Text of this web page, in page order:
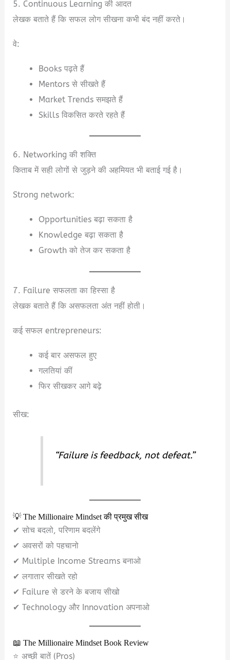
5. Continuous Learning की आदत
लेखक बताते हैं कि सफल लोग सीखना कभी बंद नहीं करते।
वे:
Books पढ़ते हैं
Mentors से सीखते हैं
Market Trends समझते हैं
Skills विकसित करते रहते हैं
6. Networking की शक्ति
किताब में सही लोगों से जुड़ने की अहमियत भी बताई गई है।
Strong network:
Opportunities बढ़ा सकता है
Knowledge बढ़ा सकता है
Growth को तेज कर सकता है
7. Failure सफलता का हिस्सा है
लेखक बताते हैं कि असफलता अंत नहीं होती।
कई सफल entrepreneurs:
कई बार असफल हुए
गलतियां कीं
फिर सीखकर आगे बढ़े
सीख:
“Failure is feedback, not defeat.”
💡 The Millionaire Mindset की प्रमुख सीख
✔ सोच बदलो, परिणाम बदलेंगे
✔ अवसरों को पहचानो
✔ Multiple Income Streams बनाओ
✔ लगातार सीखते रहो
✔ Failure से डरने के बजाय सीखो
✔ Technology और Innovation अपनाओ
📖 The Millionaire Mindset Book Review
⭐ अच्छी बातें (Pros)